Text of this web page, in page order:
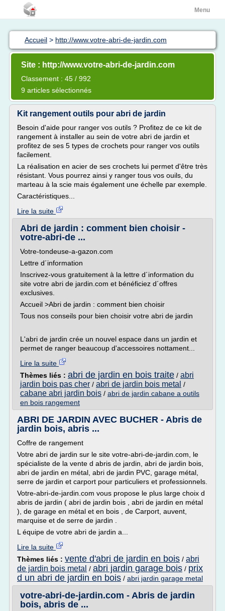
Menu
Accueil > http://www.votre-abri-de-jardin.com
Site : http://www.votre-abri-de-jardin.com
Classement : 45 / 992
9 articles sélectionnés
Kit rangement outils pour abri de jardin
Besoin d'aide pour ranger vos outils ? Profitez de ce kit de
rangement à installer au sein de votre abri de jardin et
profitez de ses 5 types de crochets pour ranger vos outils
facilement.
La réalisation en acier de ses crochets lui permet d'être très
résistant. Vous pourrez ainsi y ranger tous vos ouils, du
marteau à la scie mais également une échelle par exemple.
Caractéristiques...
Lire la suite
Abri de jardin : comment bien choisir -
votre-abri-de ...
Votre-tondeuse-a-gazon.com
Lettre d´information
Inscrivez-vous gratuitement à la lettre d´information du
site votre abri de jardin.com et bénéficiez d´offres
exclusives.
Accueil >Abri de jardin : comment bien choisir
Tous nos conseils pour bien choisir votre abri de jardin
L'abri de jardin crée un nouvel espace dans un jardin et
permet de ranger beaucoup d'accessoires nottament...
Lire la suite
Thèmes liés : abri de jardin en bois traite / abri
jardin bois pas cher / abri de jardin bois metal /
cabane abri jardin bois / abri de jardin cabane a outils
en bois rangement
ABRI DE JARDIN AVEC BUCHER - Abris de
jardin bois, abris ...
Coffre de rangement
Votre abri de jardin sur le site votre-abri-de-jardin.com, le
spécialiste de la vente d abris de jardin, abri de jardin bois,
abri de jardin en métal, abri de jardin PVC, garage métal,
serre de jardin et carport pour particuliers et professionnels.
Votre-abri-de-jardin.com vous propose le plus large choix d
abris de jardin ( abri de jardin bois , abri de jardin en métal
), de garage en métal et en bois , de Carport, auvent,
marquise et de serre de jardin .
L équipe de votre abri de jardin a...
Lire la suite
Thèmes liés : vente d'abri de jardin en bois / abri
de jardin bois metal / abri jardin garage bois / prix
d un abri de jardin en bois / abri jardin garage metal
votre-abri-de-jardin.com - Abris de jardin
bois, abris de ...